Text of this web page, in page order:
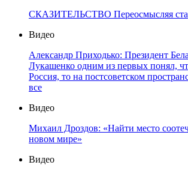
СКАЗИТЕЛЬСТВО Переосмысляя
Видео
Александр Приходько: Президент
Лукашенко одним из первых понял,
Россия, то на постсоветском
все
Видео
Михаил Дроздов: «Найти место
новом мире»
Видео